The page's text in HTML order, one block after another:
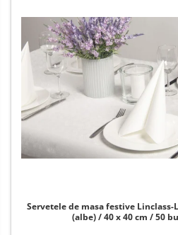
DECOR BEJ & MARO
DECOR ROZ
DECOR NUNTA & LOGODNA
DECOR BOTEZ
DECOR EVENIMENTE CORPORATE
DECOR ANIVERSARI COPII
DECOR PETRECERI
TEMATICA BOTANICA / VEGETALA
Servetele de masa festive Linclass-
(albe) / 40 x 40 cm / 50